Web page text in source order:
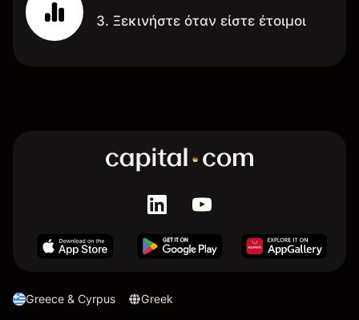
3. Ξεκινήστε όταν είστε έτοιμοι
Greece & Cyrpus Greek